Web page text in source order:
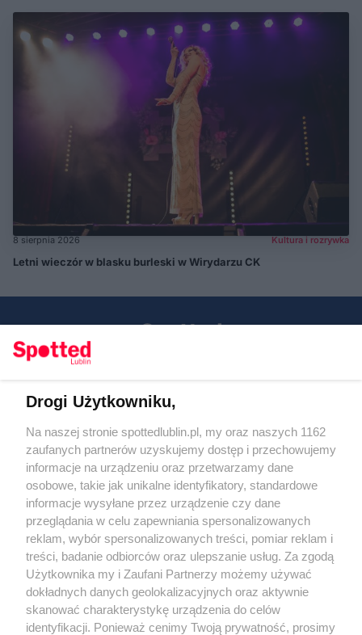
8 sierpnia 2026 Kultura i rozrywka
Letni wieczór w blasku burleski w Wirydarzu CK
KATEGORIE
OGŁOSZENIA
WYDARZENIA
Regulamin
Polityka prywatności
RODO
Warunki korzystania z treści
Drogi Użytkowniku,
Na naszej stronie spottedlublin.pl, my oraz naszych 1162
zaufanych partnerów uzyskujemy dostęp i przechowujemy
informacje na urządzeniu oraz przetwarzamy dane
osobowe, takie jak unikalne identyfikatory, standardowe
informacje wysyłane przez urządzenie czy dane
przeglądania w celu zapewniania spersonalizowanych
reklam, wybór spersonalizowanych treści, pomiar reklam i
treści, badanie odbiorców oraz ulepszanie usług. Za zgodą
Użytkownika my i Zaufani Partnerzy możemy używać
dokładnych danych geolokalizacyjnych oraz aktywnie
skanować charakterystykę urządzenia do celów
identyfikacji. Ponieważ cenimy Twoją prywatność, prosimy